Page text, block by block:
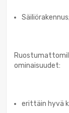
Säiliörakennus;
ominaisuudet:
erittäin hyvä